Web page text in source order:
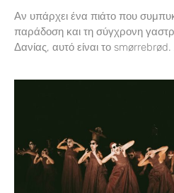
Αν υπάρχει ένα πιάτο που
παράδοση και τη σύγχρονη
Δανίας, αυτό είναι το